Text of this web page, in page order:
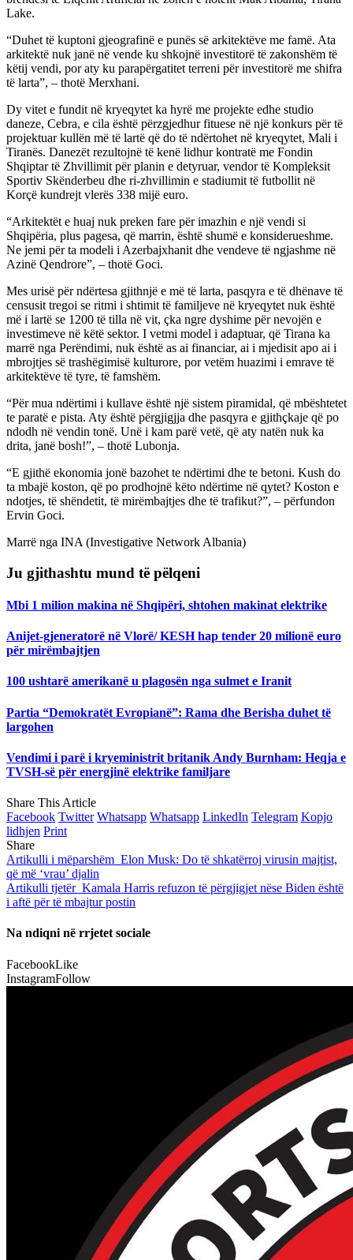
Lake.
“Duhet të kuptoni gjeografinë e punës së arkitektëve me famë. Ata
arkitektë nuk janë në vende ku shkojnë investitorë të zakonshëm të
këtij vendi, por aty ku parapërgatitet terreni për investitorë me shifra
të larta”, – thotë Merxhani.
Dy vitet e fundit në kryeqytet ka hyrë me projekte edhe studio
daneze, Cebra, e cila është përzgjedhur fituese në një konkurs për të
projektuar kullën më të lartë që do të ndërtohet në kryeqytet, Mali i
Tiranës. Danezët rezultojnë të kenë lidhur kontratë me Fondin
Shqiptar të Zhvillimit për planin e detyruar, vendor të Kompleksit
Sportiv Skënderbeu dhe ri-zhvillimin e stadiumit të futbollit në
Korçë kundrejt vlerës 338 mijë euro.
“Arkitektët e huaj nuk preken fare për imazhin e një vendi si
Shqipëria, plus pagesa, që marrin, është shumë e konsiderueshme.
Ne jemi për ta modeli i Azerbajxhanit dhe vendeve të ngjashme në
Azinë Qendrore”, – thotë Goci.
Mes urisë për ndërtesa gjithnjë e më të larta, pasqyra e të dhënave të
censusit tregoi se ritmi i shtimit të familjeve në kryeqytet nuk është
më i lartë se 1200 të tilla në vit, çka ngre dyshime për nevojën e
investimeve në këtë sektor. I vetmi model i adaptuar, që Tirana ka
marrë nga Perëndimi, nuk është as ai financiar, ai i mjedisit apo ai i
mbrojtjes së trashëgimisë kulturore, por vetëm huazimi i emrave të
arkitektëve të tyre, të famshëm.
“Për mua ndërtimi i kullave është një sistem piramidal, që mbështetet
te paratë e pista. Aty është përgjigjja dhe pasqyra e gjithçkaje që po
ndodh në vendin tonë. Unë i kam parë vetë, që aty natën nuk ka
drita, janë bosh!”, – thotë Lubonja.
“E gjithë ekonomia jonë bazohet te ndërtimi dhe te betoni. Kush do
ta mbajë koston, që po prodhojnë këto ndërtime në qytet? Koston e
ndotjes, të shëndetit, të mirëmbajtjes dhe të trafikut?”, – përfundon
Ervin Goci.
Marrë nga INA (Investigative Network Albania)
Ju gjithashtu mund të pëlqeni
Mbi 1 milion makina në Shqipëri, shtohen makinat elektrike
Anijet-gjeneratorë në Vlorë/ KESH hap tender 20 milionë euro
për mirëmbajtjen
100 ushtarë amerikanë u plagosën nga sulmet e Iranit
Partia “Demokratët Evropianë”: Rama dhe Berisha duhet të
largohen
Vendimi i parë i kryeministrit britanik Andy Burnham: Heqja e
TVSH-së për energjinë elektrike familjare
Share This Article
Facebook Twitter Whatsapp Whatsapp LinkedIn Telegram Kopjo
lidhjen Print
Share
Artikulli i mëparshëm Elon Musk: Do të shkatërroj virusin majtist,
që më ‘vrau’ djalin
Artikulli tjetër Kamala Harris refuzon të përgjigjet nëse Biden është
i aftë për të mbajtur postin
Na ndiqni në rrjetet sociale
FacebookLike
InstagramFollow